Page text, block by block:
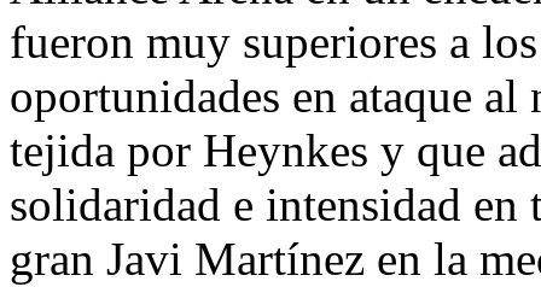
fueron muy superiores a
oportunidades en ataque al
tejida por Heynkes y que
solidaridad e intensidad en
gran Javi Martínez en la